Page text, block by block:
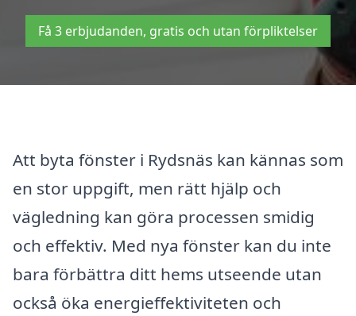
Få 3 erbjudanden, gratis och utan förpliktelser
Att byta fönster i Rydsnäs kan kännas som
en stor uppgift, men rätt hjälp och
vägledning kan göra processen smidig
och effektiv. Med nya fönster kan du inte
bara förbättra ditt hems utseende utan
också öka energieffektiviteten och